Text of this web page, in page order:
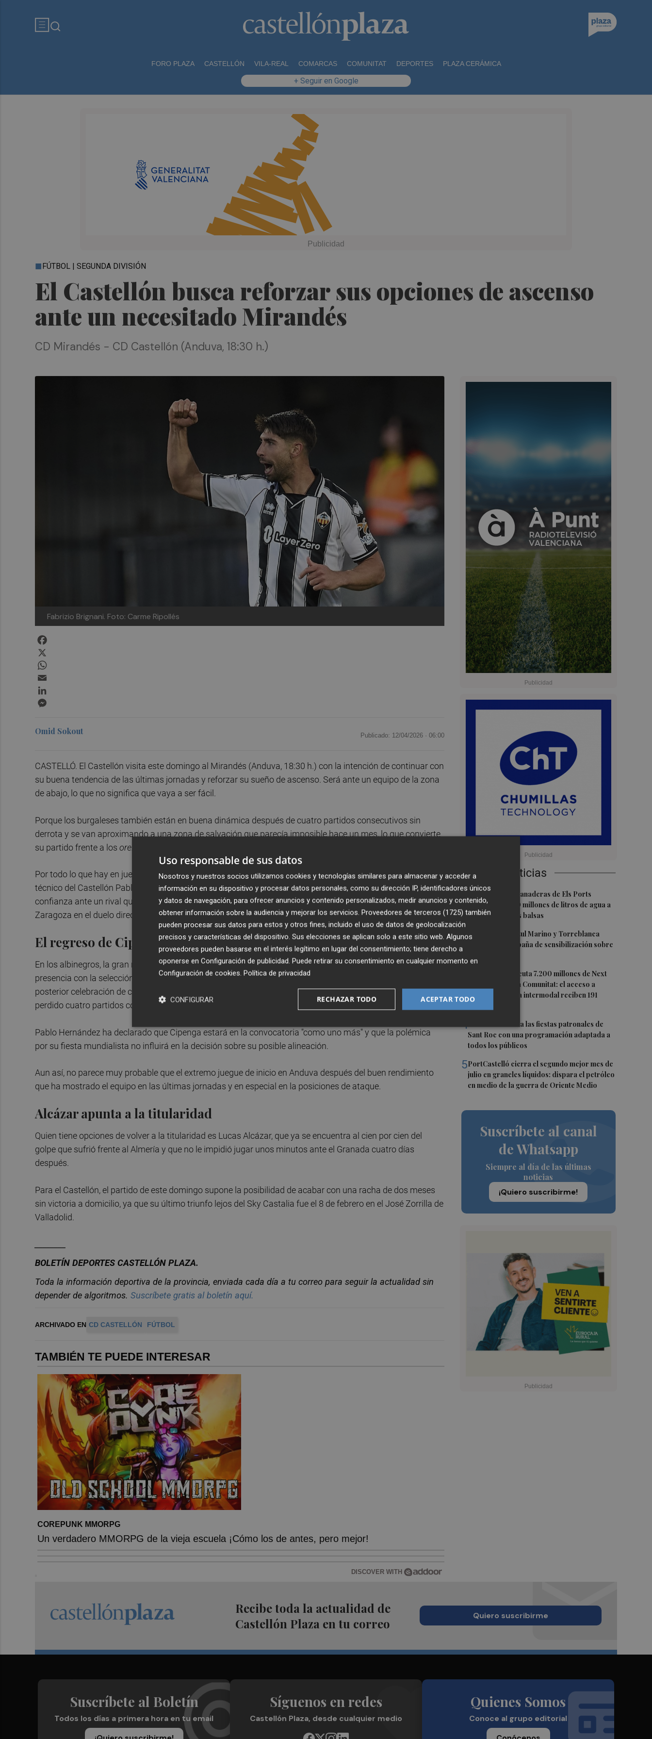
FORO PLAZA CASTELLÓN VILA-REAL COMARCAS COMUNITAT DEPORTES PLAZA CERÁMICA
+ Seguir en Google
El Castellón busca reforzar sus opciones de ascenso
ante un necesitado Mirandés
FÚTBOL | SEGUNDA DIVISIÓN
CD Mirandés - CD Castellón (Anduva, 18:30 h.)
Fabrizio Brignani. Foto: Carme Ripollés
Últimas Noticias
1 Explotaciones ganaderas de Els Ports
contarán con 20 millones de litros de agua a
través de nuevas balsas
2La Fundación Azul Marino y Torreblanca
inician una campaña de sensibilización sobre
El Gobierno ejecuta 7.200 millones de Next
Generation en la Comunitat: el acceso a
PortCastelló y la intermodal reciben 191
4 Moncofa disfruta las fiestas patronales de
Sant Roc con una programación adaptada a
todos los públicos
5PortCastelló cierra el segundo mejor mes de
julio en graneles líquidos: dispara el petróleo
en medio de la guerra de Oriente Medio
Suscríbete al canal
de Whatsapp
Siempre al día de las últimas
noticias
¡Quiero suscribirme!
Omid Sokout Publicado: 12/04/2026 · 06:00
CASTELLÓ. El Castellón visita este domingo al Mirandés (Anduva, 18:30 h.) con la intención de continuar con
su buena tendencia de las últimas jornadas y reforzar su sueño de ascenso. Será ante un equipo de la zona
de abajo, lo que no significa que vaya a ser fácil.
Porque los burgaleses también están en buena dinámica después de cuatro partidos consecutivos sin
derrota y se van aproximando a una zona de salvación que parecía imposible hace un mes, lo que convierte
su partido frente a los orelluts
Por todo lo que hay en juego, el encuentro tendrá un nivel de exigencia muy alto, como ha advertido el
técnico del Castellón Pablo Hernández. El preparadororellutquiere que sus jugadores eviten los excesos de
confianza ante un rival que está en un momento anímico extraordinario después de remontar ante el
Zaragoza en el duelo directo que tuvo el pasado domingo en el Ibercaja Estadio.
El regreso de Cipenga
En los albinegros, la gran novedad de la semana es la vuelta deBrian Cipenga después de su dilatada
presencia con la selección de la República Democrática del Congo. Su clasificación para el Mundial y la
posterior celebración de casi una semana con el resto del combinado han hecho que el extremo se haya
perdido cuatro partidos con el conjunto de la Plana.
Pablo Hernández ha declarado que Cipenga estará en la convocatoria "como uno más" y que la polémica
por su fiesta mundialista no influirá en la decisión sobre su posible alineación.
Aun así, no parece muy probable que el extremo juegue de inicio en Anduva después del buen rendimiento
que ha mostrado el equipo en las últimas jornadas y en especial en la posiciones de ataque.
Alcázar apunta a la titularidad
Quien tiene opciones de volver a la titularidad es Lucas Alcázar, que ya se encuentra al cien por cien del
golpe que sufrió frente al Almería y que no le impidió jugar unos minutos ante el Granada cuatro días
después.
Para el Castellón, el partido de este domingo supone la posibilidad de acabar con una racha de dos meses
sin victoria a domicilio, ya que su último triunfo lejos del Sky Castalia fue el 8 de febrero en el José Zorrilla de
Valladolid.
BOLETÍN DEPORTES CASTELLÓN PLAZA.
Toda la información deportiva de la provincia, enviada cada día a tu correo para seguir la actualidad sin
depender de algoritmos. Suscríbete gratis al boletín aquí.
ARCHIVADO EN CD CASTELLÓN FÚTBOL
TAMBIÉN TE PUEDE INTERESAR
COREPUNK MMORPG
Un verdadero MMORPG de la vieja escuela ¡Cómo los de antes, pero mejor!
DISCOVER WITH
Recibe toda la actualidad de
Castellón Plaza en tu correo
Quiero suscribirme
Suscríbete al Boletín
Todos los días a primera hora en tu email
Síguenos en redes
Castellón Plaza, desde cualquier medio
Quienes Somos
Conoce al grupo editorial
Uso responsable de sus datos
Nosotros y nuestros socios utilizamos cookies y tecnologías similares para almacenar y acceder a
información en su dispositivo y procesar datos personales, como su dirección IP, identificadores únicos
y datos de navegación, para ofrecer anuncios y contenido personalizados, medir anuncios y contenido,
obtener información sobre la audiencia y mejorar los servicios. Proveedores de terceros (1725) también
pueden procesar sus datos para estos y otros fines, incluido el uso de datos de geolocalización
precisos y características del dispositivo. Sus elecciones se aplican solo a este sitio web. Algunos
proveedores pueden basarse en el interés legítimo en lugar del consentimiento; tiene derecho a
oponerse en Configuración de publicidad. Puede retirar su consentimiento en cualquier momento en
Configuración de cookies. Política de privacidad
ACEPTAR TODO
RECHAZAR TODO
CONFIGURAR